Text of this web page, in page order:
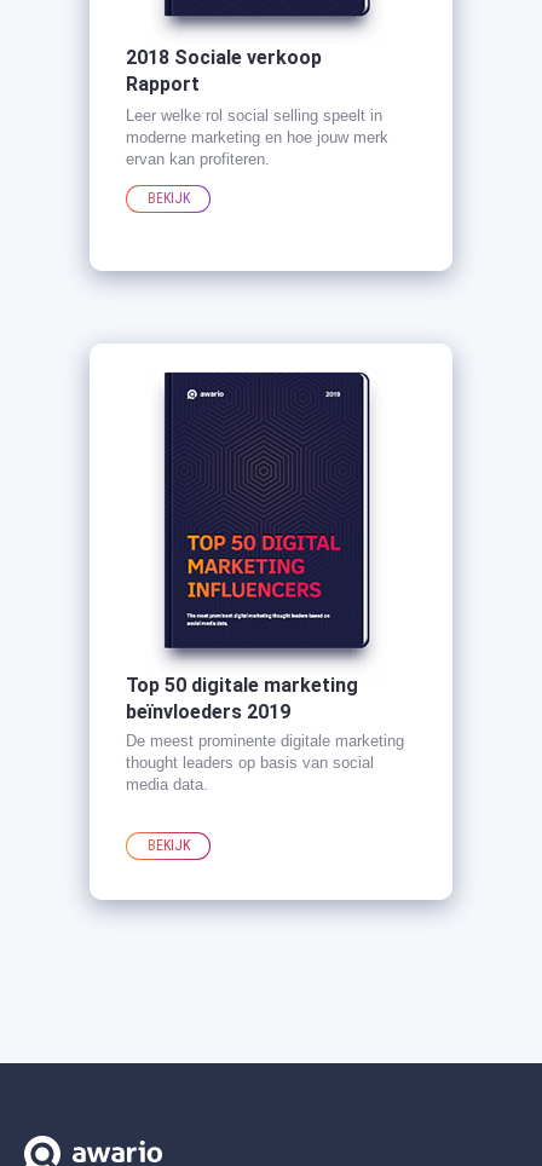
2018 Sociale verkoop
Rapport
Leer welke rol social selling speelt in
moderne marketing en hoe jouw merk
ervan kan profiteren.
BEKIJK
Top 50 digitale marketing
beïnvloeders 2019
De meest prominente digitale marketing
thought leaders op basis van social
media data.
BEKIJK